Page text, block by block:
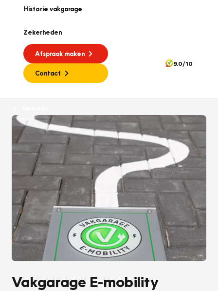
Historie vakgarage
Zekerheden
Afspraak maken
Contact
9.0/10
Vakgarage E-mobility